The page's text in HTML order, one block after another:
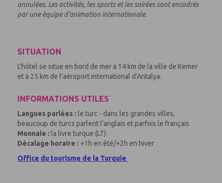
annulées. Les activités, les sports et les soirées sont encadrés
par une équipe d'animation internationale.
SITUATION
L'hôtel se situe en bord de mer à 14 km de la ville de Kemer
et à 25 km de l'aéroport international d'Antalya.
INFORMATIONS UTILES
Langues parlées : le turc - dans les grandes villes,
beaucoup de turcs parlent l'anglais et parfois le français
Monnaie : la livre turque (LT)
Décalage horaire : +1h en été/+2h en hiver
Office du tourisme de la Turquie